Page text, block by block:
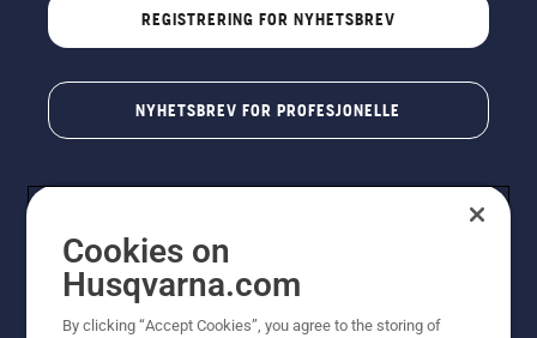
REGISTRERING FOR NYHETSBREV
NYHETSBREV FOR PROFESJONELLE
Cookies on
Husqvarna.com
By clicking “Accept Cookies”, you agree to the storing of